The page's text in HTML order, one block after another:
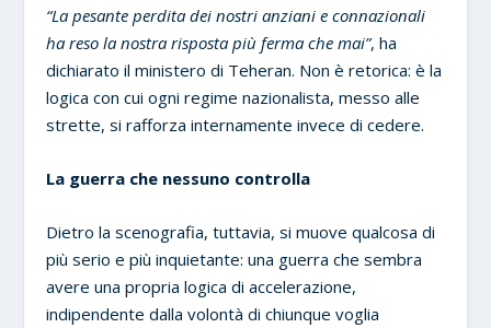
“La pesante perdita dei nostri anziani e connazionali
ha reso la nostra risposta più ferma che mai”, ha
dichiarato il ministero di Teheran. Non è retorica: è la
logica con cui ogni regime nazionalista, messo alle
strette, si rafforza internamente invece di cedere.
La guerra che nessuno controlla
Dietro la scenografia, tuttavia, si muove qualcosa di
più serio e più inquietante: una guerra che sembra
avere una propria logica di accelerazione,
indipendente dalla volontà di chiunque voglia